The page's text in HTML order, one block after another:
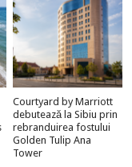
Courtyard by Marriott
debutează la Sibiu prin
rebranduirea fostului
Golden Tulip Ana
Tower